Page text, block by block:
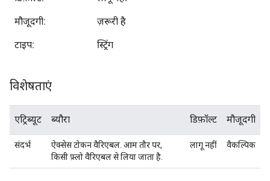
मौजूदगी: ज़रूरी है
टाइप: स्ट्रिंग
विशेषताएं
एट्रिब्यूट ब्यौरा डिफ़ॉल्ट मौजूदगी
संदर्भ
ऐक्सेस टोकन वैरिएबल. आम तौर पर,
किसी फ़्लो वैरिएबल से लिया जाता है.
लागू नहीं वैकल्पिक